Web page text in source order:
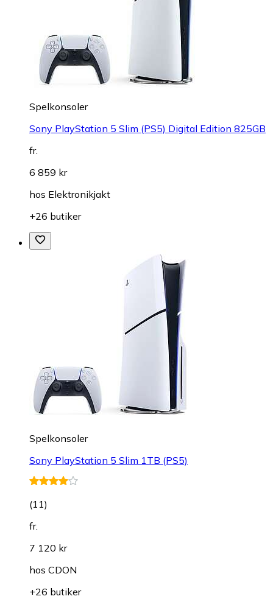
Spelkonsoler
Sony PlayStation 5 Slim (PS5) Digital Edition 825GB
fr.
6 859 kr
hos Elektronikjakt
+26 butiker
Spelkonsoler
Sony PlayStation 5 Slim 1TB (PS5)
(11)
fr.
7 120 kr
hos CDON
+26 butiker